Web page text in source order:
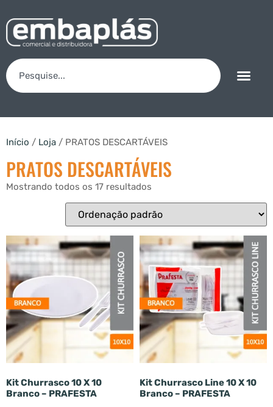
Início / Loja / PRATOS DESCARTÁVEIS
PRATOS DESCARTÁVEIS
Mostrando todos os 17 resultados
Kit Churrasco 10 X 10
Branco – PRAFESTA
Kit Churrasco Line 10 X 10
Branco – PRAFESTA